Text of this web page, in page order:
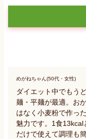
めがねちゃん(50代・女性)
ダイエット中でもう
麺・平麺が最適。お
はなく小麦粉で作っ
魅力です。1食13kcal
だけで使えて調理も